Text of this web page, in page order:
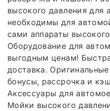
высокого давления для
необходимы для
сами аппараты
Оборудование для
выгодным ценам!
доставка.
бонусы, рассрочка и
Аксессуары для
Мойки высокого